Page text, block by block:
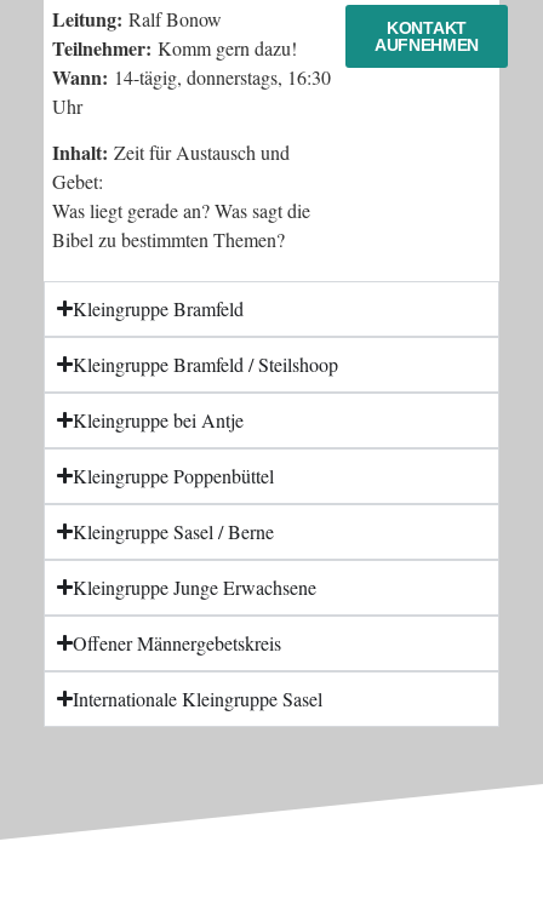
Leitung: Ralf Bonow
Teilnehmer: Komm gern dazu!
Wann: 14-tägig, donnerstags, 16:30
Uhr
Inhalt: Zeit für Austausch und
Gebet:
Was liegt gerade an? Was sagt die
Bibel zu bestimmten Themen?
KONTAKT
AUFNEHMEN
Kleingruppe Bramfeld
Kleingruppe Bramfeld / Steilshoop
Kleingruppe bei Antje
Kleingruppe Poppenbüttel
Kleingruppe Sasel / Berne
Kleingruppe Junge Erwachsene
Offener Männergebetskreis
Internationale Kleingruppe Sasel